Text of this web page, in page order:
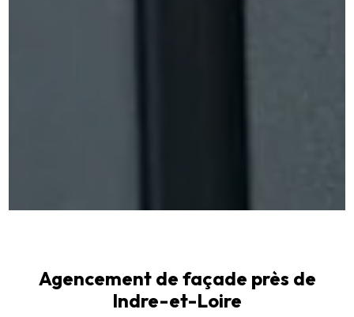
Agencement de façade près de
Indre-et-Loire